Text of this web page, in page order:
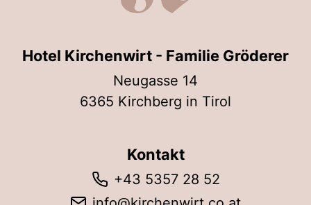
Hotel Kirchenwirt - Familie Gröderer
Neugasse 14
6365 Kirchberg in Tirol
Kontakt
+43 5357 28 52